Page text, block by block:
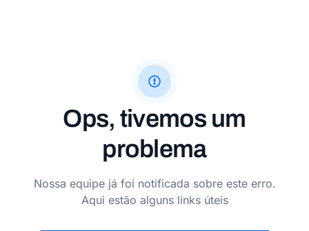
Ops, tivemos um
problema
Nossa equipe já foi notificada sobre este erro.
Aqui estão alguns links úteis